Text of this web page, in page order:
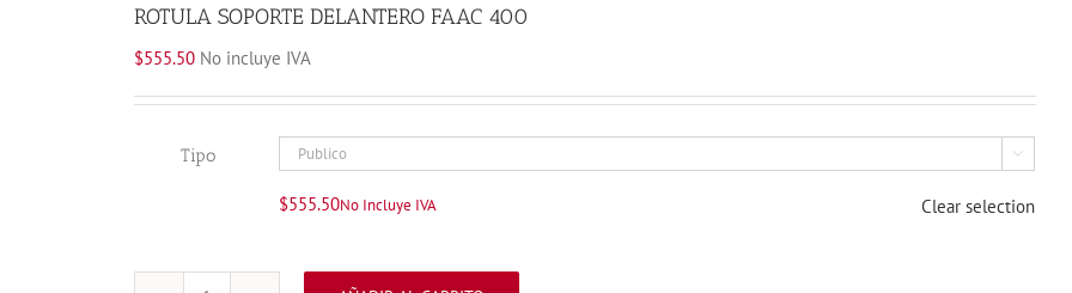
ROTULA SOPORTE DELANTERO FAAC 400
$555.50 No incluye IVA
Tipo 
$555.50No Incluye IVA Clear selection